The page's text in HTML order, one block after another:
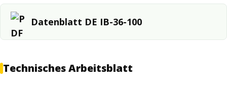
Datenblatt DE IB-36-100
Technisches Arbeitsblatt